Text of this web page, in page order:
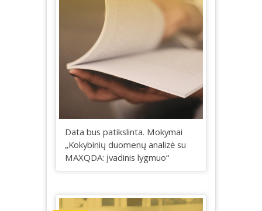
Data bus patikslinta. Mokymai
„Kokybinių duomenų analizė su
MAXQDA: įvadinis lygmuo“